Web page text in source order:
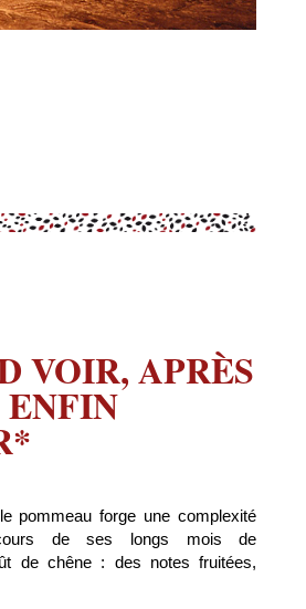
VOIR, APRÈS
pommeau forge une complexité
de ses longs mois de
de chêne : des notes fruitées,